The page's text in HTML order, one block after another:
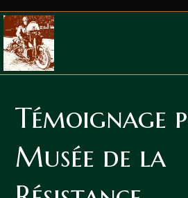
Témoignage
Musée de la